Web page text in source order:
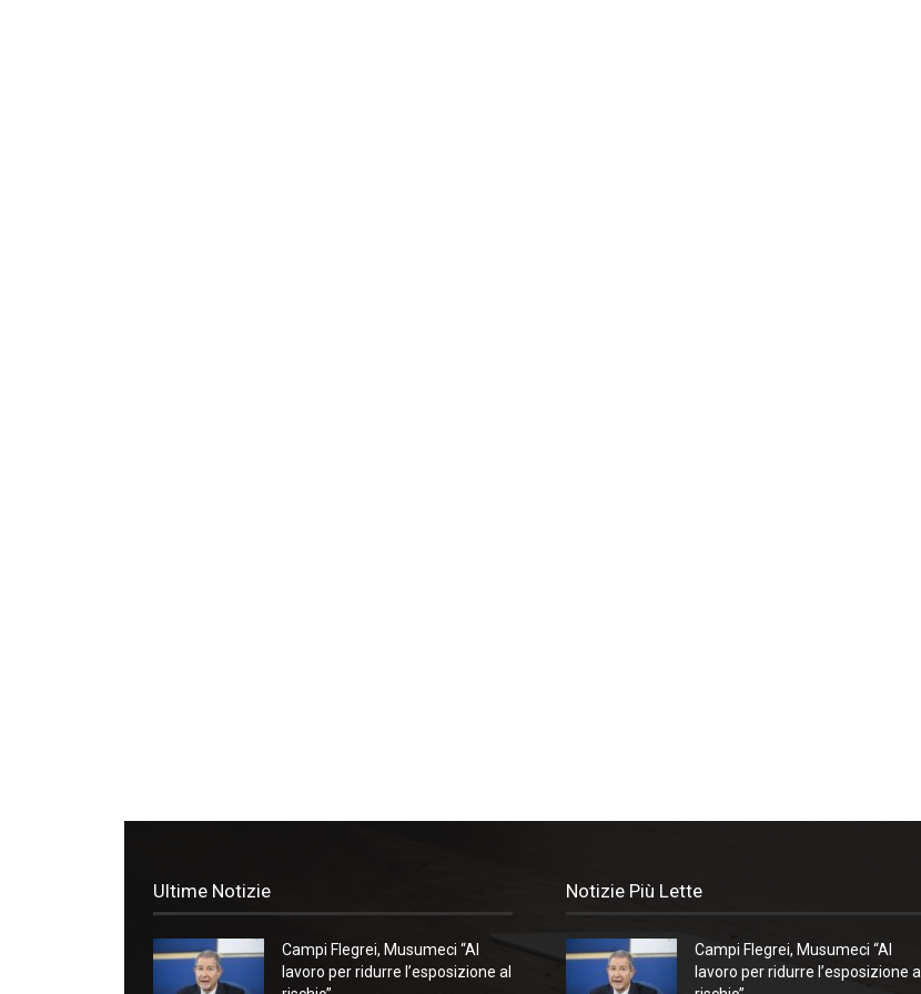
Ultime Notizie
Campi Flegrei, Musumeci “Al
lavoro per ridurre l’esposizione al
Notizie Più Lette
Campi Flegrei, Musumeci “Al
lavoro per ridurre l’esposizione al